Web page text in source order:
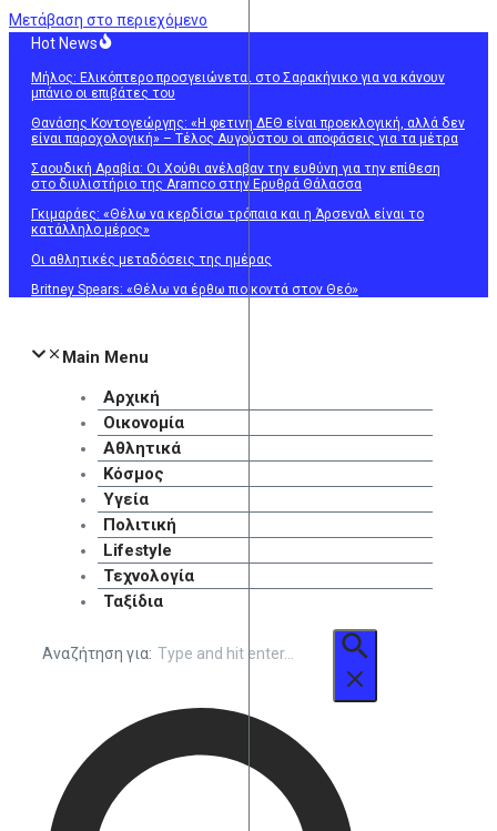
Μετάβαση στο περιεχόμενο
Hot News
Μήλος: Ελικόπτερο προσγειώνεται στο Σαρακήνικο για να κάνουν
μπάνιο οι επιβάτες του
Θανάσης Κοντογεώργης: «Η φετινή ΔΕΘ είναι προεκλογική, αλλά δεν
είναι παροχολογική» – Τέλος Αυγούστου οι αποφάσεις για τα μέτρα
Σαουδική Αραβία: Οι Χούθι ανέλαβαν την ευθύνη για την επίθεση
στο διυλιστήριο της Aramco στην Ερυθρά Θάλασσα
Γκιμαράες: «Θέλω να κερδίσω τρόπαια και η Άρσεναλ είναι το
κατάλληλο μέρος»
Οι αθλητικές μεταδόσεις της ημέρας
Britney Spears: «Θέλω να έρθω πιο κοντά στον Θεό»
Main Menu
Αρχική
Οικονομία
Αθλητικά
Κόσμος
Υγεία
Πολιτική
Lifestyle
Τεχνολογία
Ταξίδια
Αναζήτηση για: